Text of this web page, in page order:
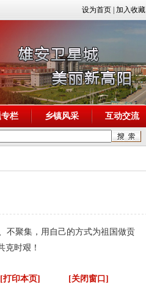
设为首页 加入收藏
栏 乡镇风采 互动交流
不聚集，用自己的方式为祖国做贡
时艰！
[打印本页] [关闭窗口]